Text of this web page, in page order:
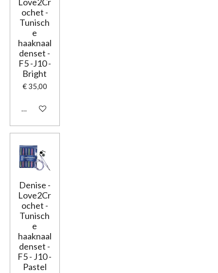
ochet -
Tunisch
e
haaknaal
denset -
F5 -J10 -
Bright
€ 35,00
Bekijk details
Denise -
Love2Cr
ochet -
Tunisch
e
haaknaal
denset -
F5 - J10 -
Pastel